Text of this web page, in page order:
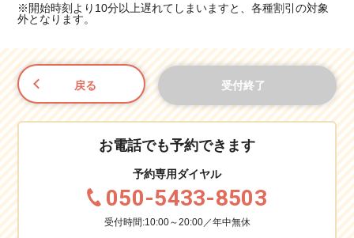
※開始時刻より10分以上遅れてしまいますと、各種割引の対象
外となります。
戻る 受付終了
お電話でも予約できます
予約専用ダイヤル
050-5433-8503
受付時間:10:00～20:00／年中無休